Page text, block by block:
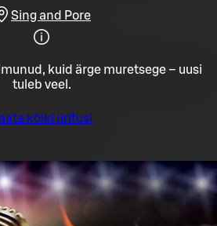
Sing and Pore
kuid ärge muretsege – uusi
tuleb veel.
kõiki üritusi